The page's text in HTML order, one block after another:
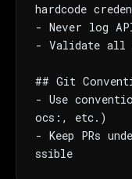
hardcode
- Never log
- Validate all
## Git
- Use
ocs:, etc.)
- Keep PRs
ssible